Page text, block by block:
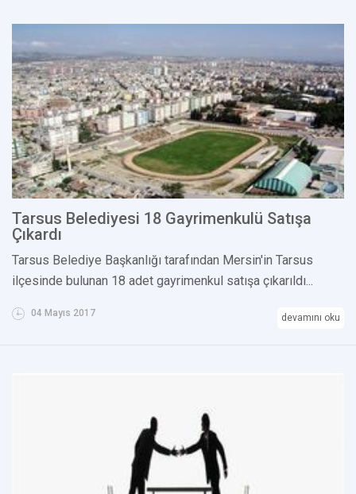
Tarsus Belediyesi 18 Gayrimenkulü Satışa
Çıkardı
Tarsus Belediye Başkanlığı tarafından Mersin'in Tarsus
ilçesinde bulunan 18 adet gayrimenkul satışa çıkarıldı...
04 Mayıs 2017 devamını oku